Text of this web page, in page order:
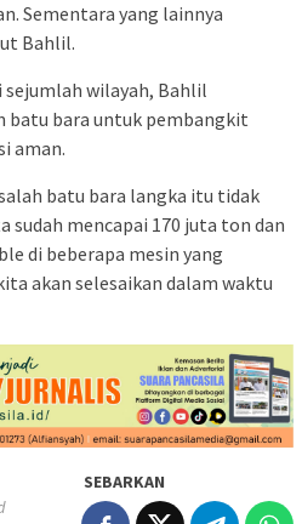
Sementara yang lainnya
Bahlil.
wilayah, Bahlil
batu bara untuk pembangkit
aman.
batu bara langka itu tidak
sudah mencapai 170 juta ton dan
di beberapa mesin yang
akan selesaikan dalam waktu
SEBARKAN